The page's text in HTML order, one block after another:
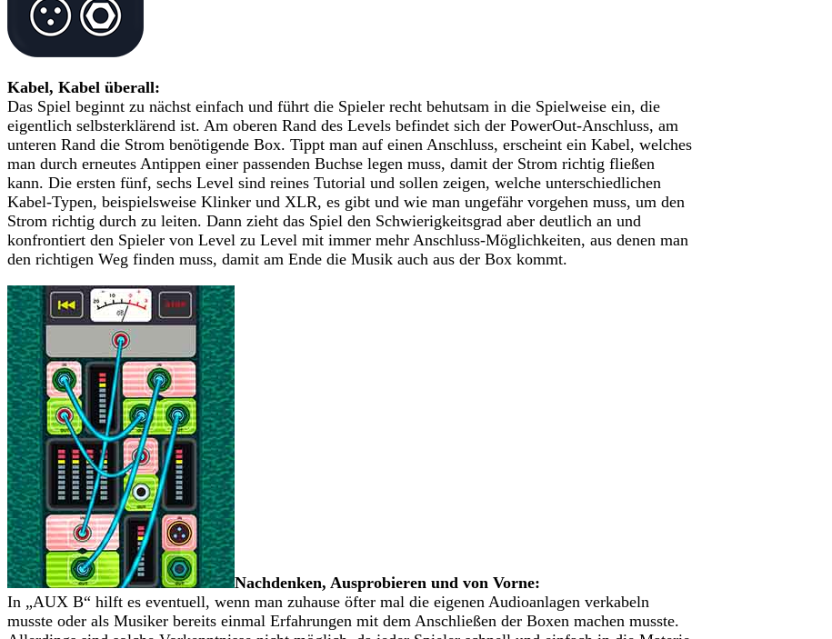
Kabel, Kabel überall:
Das Spiel beginnt zu nächst einfach und führt die Spieler recht behutsam in die Spielweise ein, die
eigentlich selbsterklärend ist. Am oberen Rand des Levels befindet sich der PowerOut-Anschluss, am
unteren Rand die Strom benötigende Box. Tippt man auf einen Anschluss, erscheint ein Kabel, welches
man durch erneutes Antippen einer passenden Buchse legen muss, damit der Strom richtig fließen
kann. Die ersten fünf, sechs Level sind reines Tutorial und sollen zeigen, welche unterschiedlichen
Kabel-Typen, beispielsweise Klinker und XLR, es gibt und wie man ungefähr vorgehen muss, um den
Strom richtig durch zu leiten. Dann zieht das Spiel den Schwierigkeitsgrad aber deutlich an und
konfrontiert den Spieler von Level zu Level mit immer mehr Anschluss-Möglichkeiten, aus denen man
den richtigen Weg finden muss, damit am Ende die Musik auch aus der Box kommt.
Nachdenken, Ausprobieren und von Vorne:
In „AUX B“ hilft es eventuell, wenn man zuhause öfter mal die eigenen Audioanlagen verkabeln
musste oder als Musiker bereits einmal Erfahrungen mit dem Anschließen der Boxen machen musste.